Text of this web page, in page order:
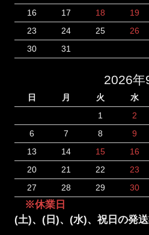
16
17 18 19
23
24 25 26
30
31
2026年
日 月 火 水
1
2
6
7 8 9
13
14 15 16
20
21 22 23
27
28 29 30
※休業日
(土)、(日)、(水)、祝日の発送